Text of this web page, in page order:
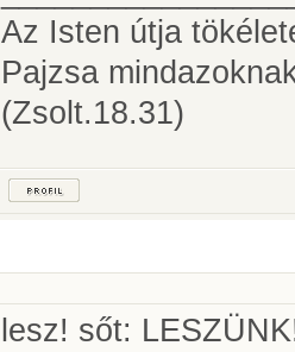
Az Isten útja
Pajzsa
(Zsolt.18.31)
lesz! sőt: